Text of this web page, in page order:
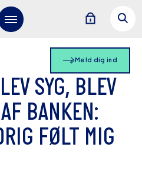
Meld dig ind
SYG, BLEV
BANKEN:
FØLT MIG